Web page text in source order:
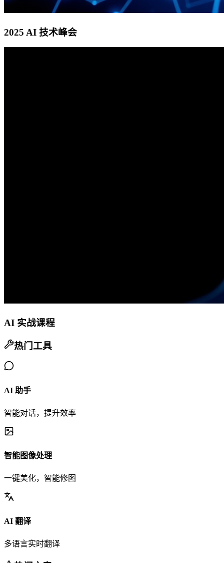
2025 AI 技术峰会
AI 实战课程
热门工具
AI 助手
智能对话，提升效率
智能图像处理
一键美化，智能修图
AI 翻译
多语言实时翻译